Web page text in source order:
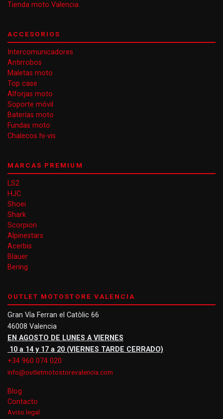
Tienda moto Valencia
ACCESORIOS
Intercomunicadores
Antirrobos
Maletas moto
Top case
Alforjas moto
Soporte móvil
Baterías moto
Fundas moto
Chalecos hi-vis
MARCAS PREMIUM
LS2
HJC
Shoei
Shark
Scorpion
Alpinestars
Acerbis
Blauer
Bering
OUTLET MOTOSTORE VALENCIA
Gran Vía Ferran el Catòlic 66
46008 Valencia
EN AGOSTO DE LUNES A VIERNES
10 a 14 y 17 a 20 (VIERNES TARDE CERRADO)
+34 960 074 020
info@outletmotostorevalencia.com
Blog
Contacto
Aviso legal